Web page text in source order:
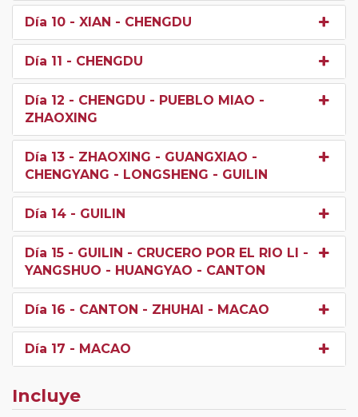
Día 10 - XIAN - CHENGDU
Día 11 - CHENGDU
Día 12 - CHENGDU - PUEBLO MIAO -
ZHAOXING
Día 13 - ZHAOXING - GUANGXIAO -
CHENGYANG - LONGSHENG - GUILIN
Día 14 - GUILIN
Día 15 - GUILIN - CRUCERO POR EL RIO LI -
YANGSHUO - HUANGYAO - CANTON
Día 16 - CANTON - ZHUHAI - MACAO
Día 17 - MACAO
Incluye